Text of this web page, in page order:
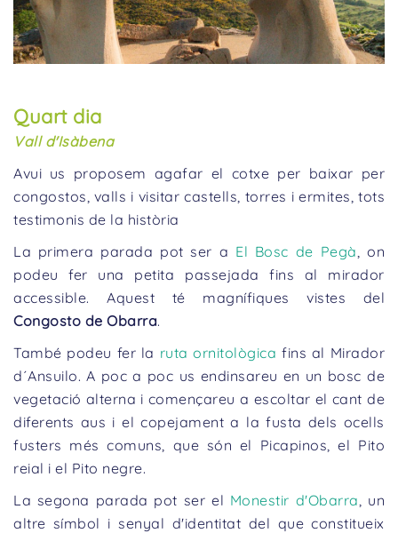
Quart dia
Vall d'Isàbena
Avui us proposem agafar el cotxe per baixar per
congostos, valls i visitar castells, torres i ermites, tots
testimonis de la història
La primera parada pot ser a El Bosc de Pegà , on
podeu fer una petita passejada fins al mirador
accessible. Aquest té magnífiques vistes del
Congosto de Obarra.
També podeu fer la ruta ornitològica fins al Mirador
d´Ansuilo. A poc a poc us endinsareu en un bosc de
vegetació alterna i començareu a escoltar el cant de
diferents aus i el copejament a la fusta dels ocells
fusters més comuns, que són el Picapinos, el Pito
reial i el Pito negre.
La segona parada pot ser el Monestir d'Obarra , un
altre símbol i senyal d'identitat del que constitueix